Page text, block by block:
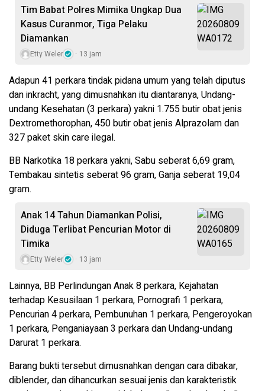
Tim Babat Polres Mimika Ungkap Dua
Kasus Curanmor, Tiga Pelaku
Diamankan
Etty Weler 13 jam
Adapun 41 perkara tindak pidana umum yang telah diputus
dan inkracht, yang dimusnahkan itu diantaranya, Undang-
undang Kesehatan (3 perkara) yakni 1.755 butir obat jenis
Dextromethorophan, 450 butir obat jenis Alprazolam dan
327 paket skin care ilegal.
BB Narkotika 18 perkara yakni, Sabu seberat 6,69 gram,
Tembakau sintetis seberat 96 gram, Ganja seberat 19,04
gram.
Anak 14 Tahun Diamankan Polisi,
Diduga Terlibat Pencurian Motor di
Timika
Etty Weler 13 jam
Lainnya, BB Perlindungan Anak 8 perkara, Kejahatan
terhadap Kesusilaan 1 perkara, Pornografi 1 perkara,
Pencurian 4 perkara, Pembunuhan 1 perkara, Pengeroyokan
1 perkara, Penganiayaan 3 perkara dan Undang-undang
Darurat 1 perkara.
Barang bukti tersebut dimusnahkan dengan cara dibakar,
diblender, dan dihancurkan sesuai jenis dan karakteristik